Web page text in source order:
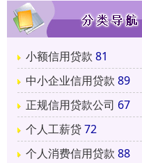
小额信用贷款 81
中小企业信用贷款 89
正规信用贷款公司 67
个人工薪贷72
个人消费信用贷款 88